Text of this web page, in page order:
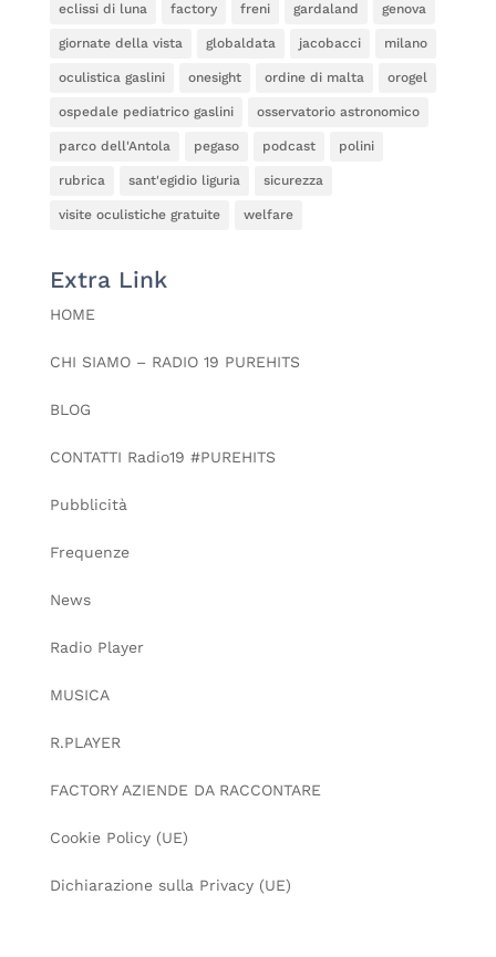
eclissi di luna factory freni gardaland genova
giornate della vista globaldata jacobacci milano
oculistica gaslini onesight ordine di malta orogel
ospedale pediatrico gaslini osservatorio astronomico
parco dell'Antola pegaso podcast polini
rubrica sant'egidio liguria sicurezza
visite oculistiche gratuite welfare
Extra Link
HOME
CHI SIAMO – RADIO 19 PUREHITS
BLOG
CONTATTI Radio19 #PUREHITS
Pubblicità
Frequenze
News
Radio Player
MUSICA
R.PLAYER
FACTORY AZIENDE DA RACCONTARE
Cookie Policy (UE)
Dichiarazione sulla Privacy (UE)